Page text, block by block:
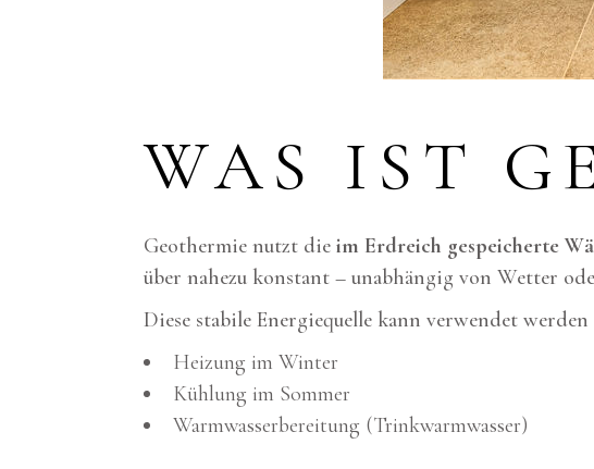
WAS IST
Geothermie nutzt die im Erdreich gespeicherte
über nahezu konstant – unabhängig von Wetter
Diese stabile Energiequelle kann verwendet
Heizung im Winter
Kühlung im Sommer
Warmwasserbereitung (Trinkwarmwasser)